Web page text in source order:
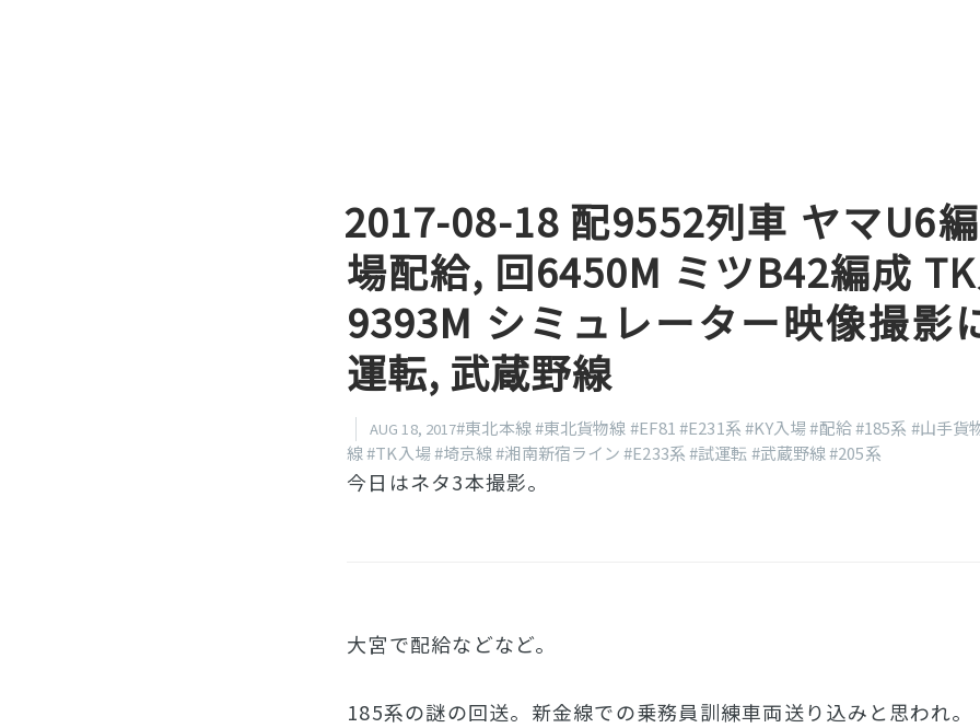
2017-08-18 配9552列車 ヤマU6
場配給, 回6450M ミツB42編成
9393M シミュレーター映像撮影
運転, 武蔵野線
AUG 18, 2017#東北本線#東北貨物線 #EF81 #E231系#KY入場#配給#185系 #山手貨
線 #TK入場#埼京線 #湘南新宿ライン #E233系#試運転#武蔵野線#205系
今日はネタ3本撮影。
大宮で配給などなど。
185系の謎の回送。新金線での乗務員訓練車両送り込みと思われ。